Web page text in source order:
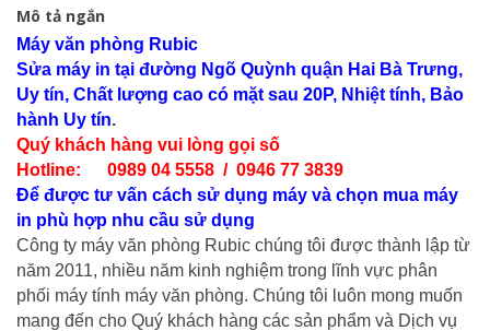
Mô tả ngắn
Máy văn phòng Rubic
Sửa máy in tại đường Ngõ Quỳnh quận Hai Bà Trưng,
Uy tín, Chất lượng cao có mặt sau 20P, Nhiệt tính, Bảo
hành Uy tín.
Quý khách hàng vui lòng gọi số
Hotline: 0989 04 5558 / 0946 77 3839
Để được tư vấn cách sử dụng máy và chọn mua máy
in phù hợp nhu cầu sử dụng
Công ty máy văn phòng Rubic chúng tôi được thành lập từ
năm 2011, nhiều năm kinh nghiệm trong lĩnh vực phân
phối máy tính máy văn phòng. Chúng tôi luôn mong muốn
mang đến cho Quý khách hàng các sản phẩm và Dịch vụ